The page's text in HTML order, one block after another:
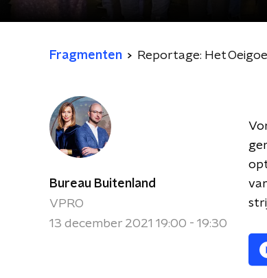
Fragmenten Reportage: Het
Bureau Buitenland
VPRO
13 december 2021 19:00 - 19:30